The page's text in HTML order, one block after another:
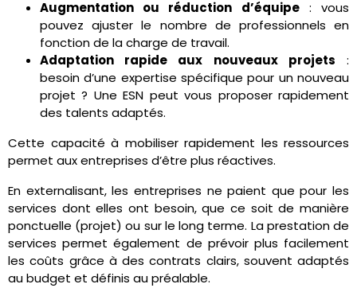
Augmentation ou réduction d’équipe: vous
pouvez ajuster le nombre de professionnels en
fonction de la charge de travail.
Adaptation rapide aux nouveaux projets :
besoin d’une expertise spécifique pour un nouveau
projet ? Une ESN peut vous proposer rapidement
des talents adaptés.
Cette capacité à mobiliser rapidement les ressources
permet aux entreprises d’être plus réactives.
En externalisant, les entreprises ne paient que pour les
services dont elles ont besoin, que ce soit de manière
ponctuelle (projet) ou sur le long terme. La prestation de
services permet également de prévoir plus facilement
les coûts grâce à des contrats clairs, souvent adaptés
au budget et définis au préalable.